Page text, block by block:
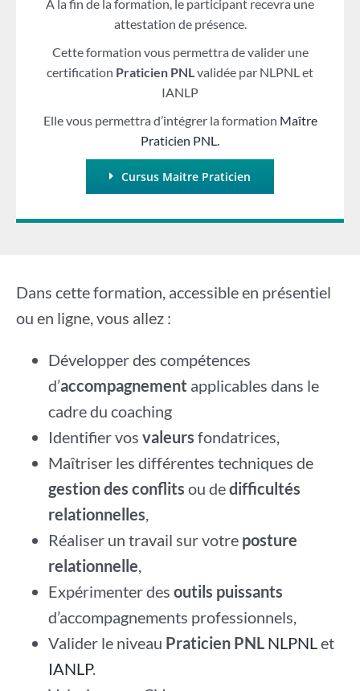
A la fin de la formation, le participant recevra une
attestation de présence.
Cette formation vous permettra de valider une
certification Praticien PNL validée par NLPNL et
IANLP
Elle vous permettra d’intégrer la formation Maître
Praticien PNL.
Cursus Maitre Praticien
Dans cette formation, accessible en présentiel
ou en ligne, vous allez :
Développer des compétences
d’accompagnement applicables dans le
cadre du coaching
Identifier vos valeurs fondatrices,
Maîtriser les différentes techniques de
gestion des conflits ou dedifficultés
relationnelles
Réaliser un travail sur votre posture
relationnelle
Expérimenter des outils puissants
d’accompagnements professionnels,
Valider le niveau Praticien PNL NLPNL et
IANLP.